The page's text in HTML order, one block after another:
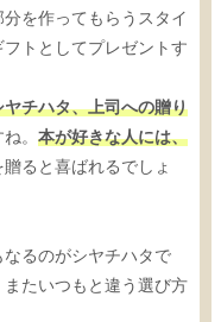
を作ってもらうスタイ
トとしてプレゼントす
チハタ、上司への贈り
。 本が好きな人には、
贈ると喜ばれるでしょ
るのがシヤチハタで
たいつもと違う選び方